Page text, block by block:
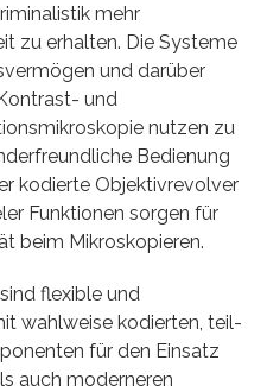
mehr
zu erhalten. Die Systeme
und darüber
und
nutzen zu
Bedienung
kodierte Objektivrevolver
Funktionen sorgen für
beim Mikroskopieren.
flexible und
wahlweise kodierten, teil-
für den Einsatz
auch moderneren